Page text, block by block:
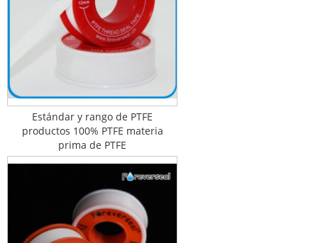
Estándar y rango de PTFE
productos 100% PTFE materia
prima de PTFE